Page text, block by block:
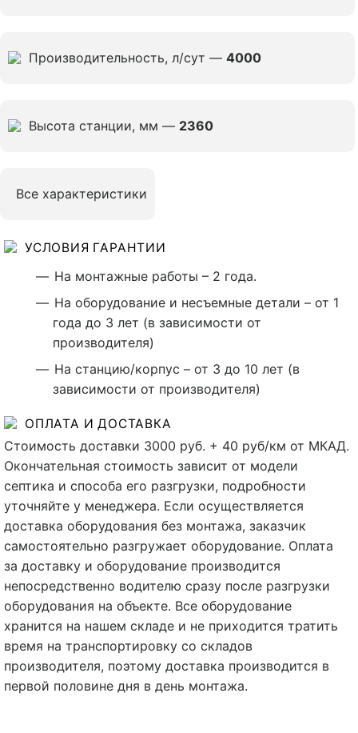
Производительность, л/сут — 4000
Высота станции, мм — 2360
Все характеристики
УСЛОВИЯ ГАРАНТИИ
На монтажные работы – 2 года.
На оборудование и несъемные детали – от 1
года до 3 лет (в зависимости от
производителя)
На станцию/корпус – от 3 до 10 лет (в
зависимости от производителя)
ОПЛАТА И ДОСТАВКА
Стоимость доставки 3000 руб. + 40 руб/км от МКАД.
Окончательная стоимость зависит от модели
септика и способа его разгрузки, подробности
уточняйте у менеджера. Если осуществляется
доставка оборудования без монтажа, заказчик
самостоятельно разгружает оборудование. Оплата
за доставку и оборудование производится
непосредственно водителю сразу после разгрузки
оборудования на объекте. Все оборудование
хранится на нашем складе и не приходится тратить
время на транспортировку со складов
производителя, поэтому доставка производится в
первой половине дня в день монтажа.